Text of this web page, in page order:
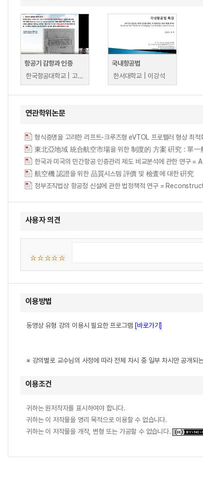
항공기 감항과 인증
한국항공대학교 | 고준수
국내항공법
한서대학교 | 이강석
연관학위논문
형식증명을 고려한 리프트-크루즈형 eVTOL 프로펠러 형
東北亞地域 統合航空市場을 위한 制度的 方案 硏究 : 單一
한국과 미국의 민간항공 인증관리 제도 비교분석에 관한
航空機 認證을 위한 品質시스템 評價 및 檢査에 대한 硏究
정부조직법상 항공청 신설에 관한 법정책적 연구 =
사용자 의견
이용방법
동영상 유형 강의 이용시 필요한 프로그램 [바로가기]
※ 강의별로 교수님의 사정에 따라 전체 차시 중 일부 차시만 공개되
이용조건
귀하는 원저작자를 표시하여야 합니다.
귀하는 이 저작물을 영리 목적으로 이용할 수 없습니다.
귀하는 이 저작물을 개작, 변형 또는 가공할 수 없습니다.